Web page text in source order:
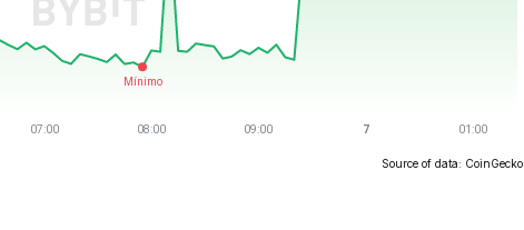
Source of data: CoinGecko